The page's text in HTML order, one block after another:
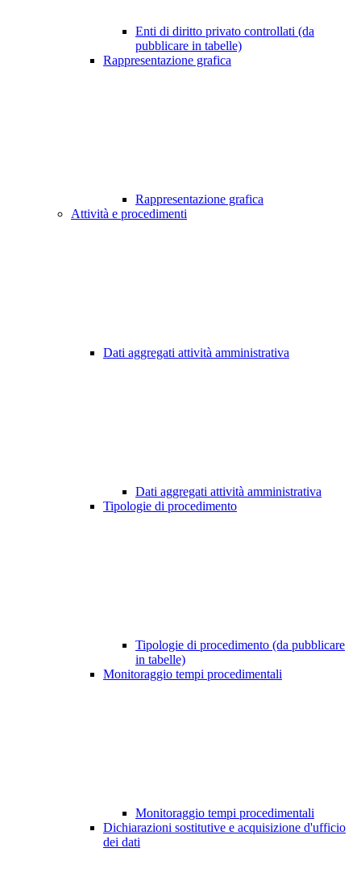
Enti di diritto privato controllati (da
pubblicare in tabelle)
Rappresentazione grafica
Rappresentazione grafica
Attività e procedimenti
Dati aggregati attività amministrativa
Dati aggregati attività amministrativa
Tipologie di procedimento
Tipologie di procedimento (da pubblicare
in tabelle)
Monitoraggio tempi procedimentali
Monitoraggio tempi procedimentali
Dichiarazioni sostitutive e acquisizione d'ufficio
dei dati